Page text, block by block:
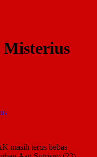
Misterius
masih terus bebas